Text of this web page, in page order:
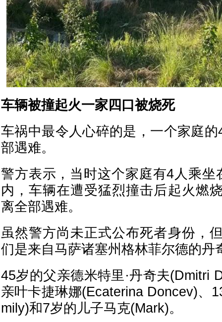
车辆被撞起火一家四口被烧死
车祸中最令人心碎的是，一个家庭
部遇难。
警方表示，当时这个家庭有4人乘坐
内，车辆在遭受猛烈撞击后起火燃
离全部遇难。
虽然警方尚未正式公布死者身份，
们是来自马萨诸塞州格林菲尔德的丹
45岁的父亲德米特里·丹奇夫(Dmitri
亲叶卡捷琳娜(Ecaterina Doncev)、
mily)和7岁的儿子马克(Mark)。